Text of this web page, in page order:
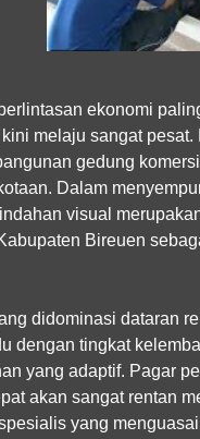
ekonomi
melaju sangat
gedung
Dalam
visual
Bireuen
didominasi dataran
dengan tingkat
yang adaptif. Pagar
akan sangat rentan
yang